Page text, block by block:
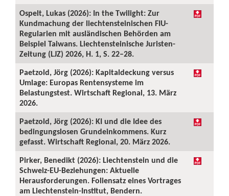
Ospelt, Lukas (2026): In the Twilight: Zur
Kundmachung der liechtensteinischen FIU-
Regularien mit ausländischen Behörden am
Beispiel Taiwans. Liechtensteinische Juristen-
Zeitung (LJZ) 2026, H. 1, S. 22–28.
Paetzold, Jörg (2026): Kapitaldeckung versus
Umlage: Europas Rentensysteme im
Belastungstest. Wirtschaft Regional, 13. März
2026.
Paetzold, Jörg (2026): KI und die Idee des
bedingungslosen Grundeinkommens. Kurz
gefasst. Wirtschaft Regional, 20. März 2026.
Pirker, Benedikt (2026): Liechtenstein und die
Schweiz-EU-Beziehungen: Aktuelle
Herausforderungen. Foliensatz eines Vortrages
am Liechtenstein-Institut, Bendern.